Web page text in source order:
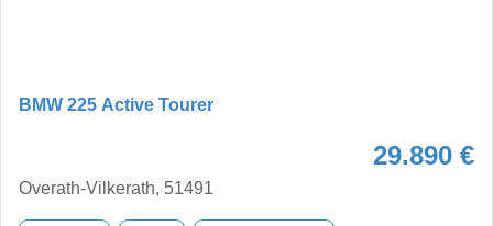
BMW 225 Active Tourer
29.890 €
Overath-Vilkerath, 51491